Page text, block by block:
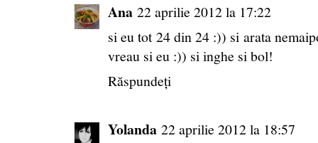
Ana 22 aprilie 2012 la 17:22
si eu tot 24 din 24 :)) si arata
vreau si eu :)) si inghe si bol!
Răspundeți
Yolanda 22 aprilie 2012 la 18:57